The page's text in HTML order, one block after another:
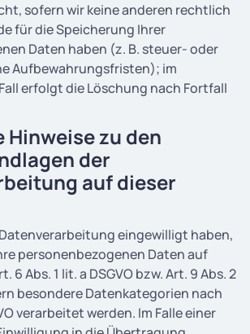
sofern wir keine anderen rechtlich
für die Speicherung Ihrer
Daten haben (z. B. steuer- oder
Aufbewahrungsfristen); im
erfolgt die Löschung nach Fortfall
Hinweise zu den
der
auf dieser
eingewilligt haben,
personenbezogenen Daten auf
6 Abs. 1 lit. a DSGVO bzw. Art. 9 Abs. 2
besondere Datenkategorien nach
verarbeitet werden. Im Falle einer